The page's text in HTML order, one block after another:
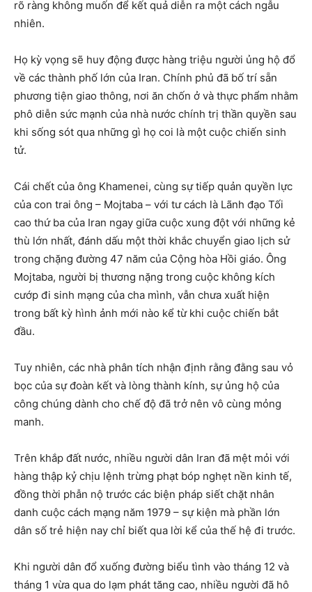
rõ ràng không muốn để kết quả diễn ra một cách ngẫu
nhiên.
Họ kỳ vọng sẽ huy động được hàng triệu người ủng hộ đổ
về các thành phố lớn của Iran. Chính phủ đã bố trí sẵn
phương tiện giao thông, nơi ăn chốn ở và thực phẩm nhằm
phô diễn sức mạnh của nhà nước chính trị thần quyền sau
khi sống sót qua những gì họ coi là một cuộc chiến sinh
tử.
Cái chết của ông Khamenei, cùng sự tiếp quản quyền lực
của con trai ông – Mojtaba – với tư cách là Lãnh đạo Tối
cao thứ ba của Iran ngay giữa cuộc xung đột với những kẻ
thù lớn nhất, đánh dấu một thời khắc chuyển giao lịch sử
trong chặng đường 47 năm của Cộng hòa Hồi giáo. Ông
Mojtaba, người bị thương nặng trong cuộc không kích
cướp đi sinh mạng của cha mình, vẫn chưa xuất hiện
trong bất kỳ hình ảnh mới nào kể từ khi cuộc chiến bắt
đầu.
Tuy nhiên, các nhà phân tích nhận định rằng đằng sau vỏ
bọc của sự đoàn kết và lòng thành kính, sự ủng hộ của
công chúng dành cho chế độ đã trở nên vô cùng mỏng
manh.
Trên khắp đất nước, nhiều người dân Iran đã mệt mỏi với
hàng thập kỷ chịu lệnh trừng phạt bóp nghẹt nền kinh tế,
đồng thời phẫn nộ trước các biện pháp siết chặt nhân
danh cuộc cách mạng năm 1979 – sự kiện mà phần lớn
dân số trẻ hiện nay chỉ biết qua lời kể của thế hệ đi trước.
Khi người dân đổ xuống đường biểu tình vào tháng 12 và
tháng 1 vừa qua do lạm phát tăng cao, nhiều người đã hô